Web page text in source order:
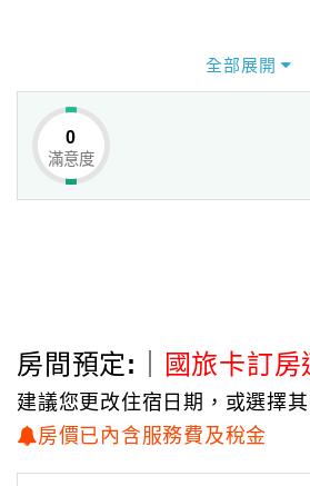
全部展開
0
滿意度
房間預定:｜ 國旅卡訂房
建議您更改住宿日期，或選擇其
房價已內含服務費及稅金